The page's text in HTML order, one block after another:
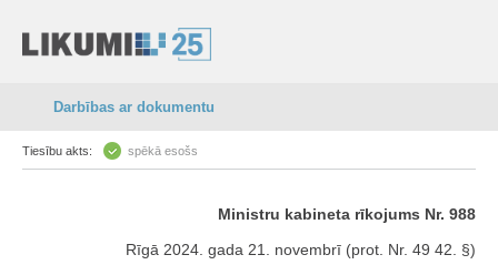
Darbības ar dokumentu
Tiesību akts: spēkā esošs
Ministru kabineta rīkojums Nr. 988
Rīgā 2024. gada 21. novembrī (prot. Nr. 49 42. §)